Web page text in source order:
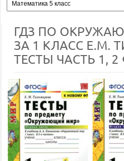
ГДЗ ПО
ЗА 1 КЛАСС Е.М.
ТЕСТЫ ЧАСТЬ 1,